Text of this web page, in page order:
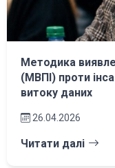
Методика
(МВПІ) проти
витоку даних
26.04.2026
Читати далі